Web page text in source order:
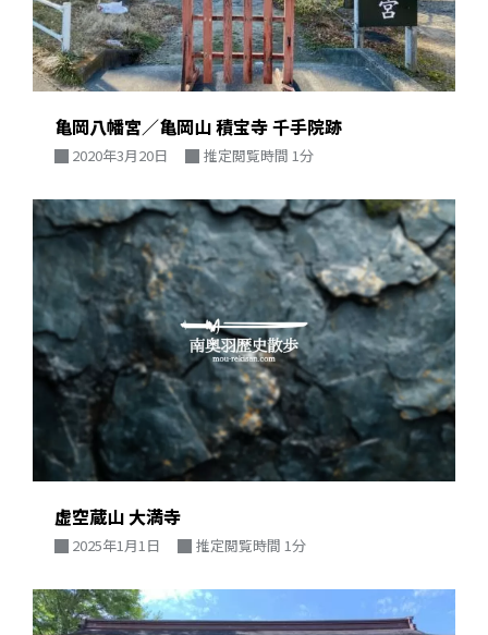
亀岡八幡宮／亀岡山 積宝寺 千手院跡
2020年3月20日 推定閲覧時間 1分
虚空蔵山 大満寺
2025年1月1日 推定閲覧時間 1分